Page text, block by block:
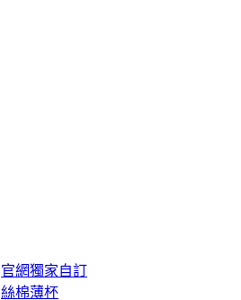
官網獨家自訂
絲棉薄杯